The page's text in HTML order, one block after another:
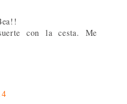
con la cesta. Me